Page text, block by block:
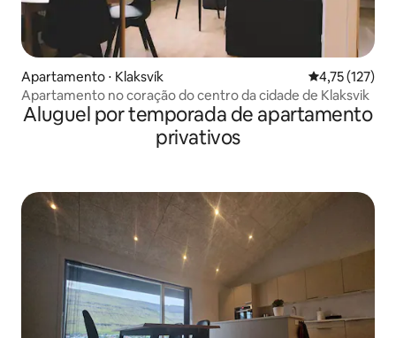
Apartamento ⋅ Klaksvík 4,75 de uma
4,75 (127)
Apartamento no coração do centro da cidade de Klaksvik
Aluguel por temporada de apartamento
privativos